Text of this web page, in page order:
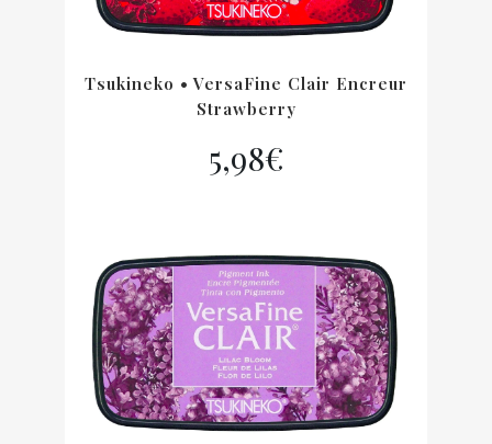
Tsukineko • VersaFine Clair Encreur
Strawberry
5,98€